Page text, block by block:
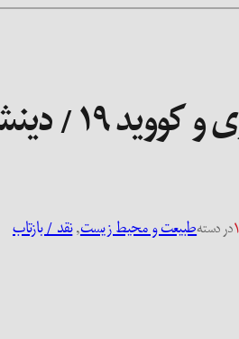
/ دینش وادیول
در دستهطبیعت و محیط زیست, نقد / بازتاب